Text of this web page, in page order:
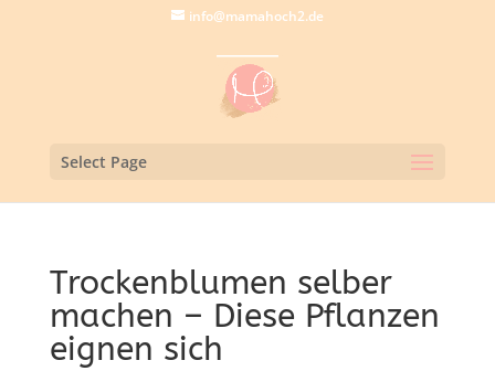
info@mamahoch2.de
Select Page
Trockenblumen selber
machen – Diese Pflanzen
eignen sich